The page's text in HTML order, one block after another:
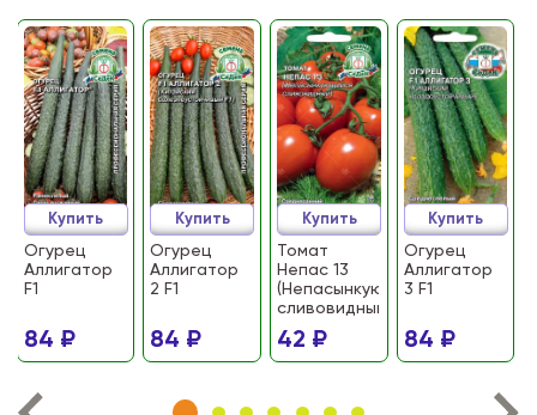
Огурец
Аллигатор
F1
84 ₽
Купить
Огурец
Аллигатор
2 F1
84 ₽
Купить
Томат
Непас 13
(Непасынкующийся
сливовидный)
42 ₽
Купить
Огурец
Аллигатор
3 F1
84 ₽
Купить